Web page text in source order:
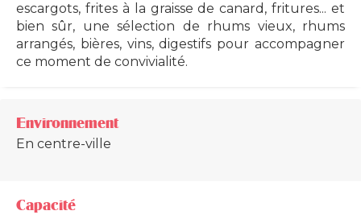
escargots, frites à la graisse de canard, fritures... et
bien sûr, une sélection de rhums vieux, rhums
arrangés, bières, vins, digestifs pour accompagner
ce moment de convivialité.
Environnement
En centre-ville
Capacité